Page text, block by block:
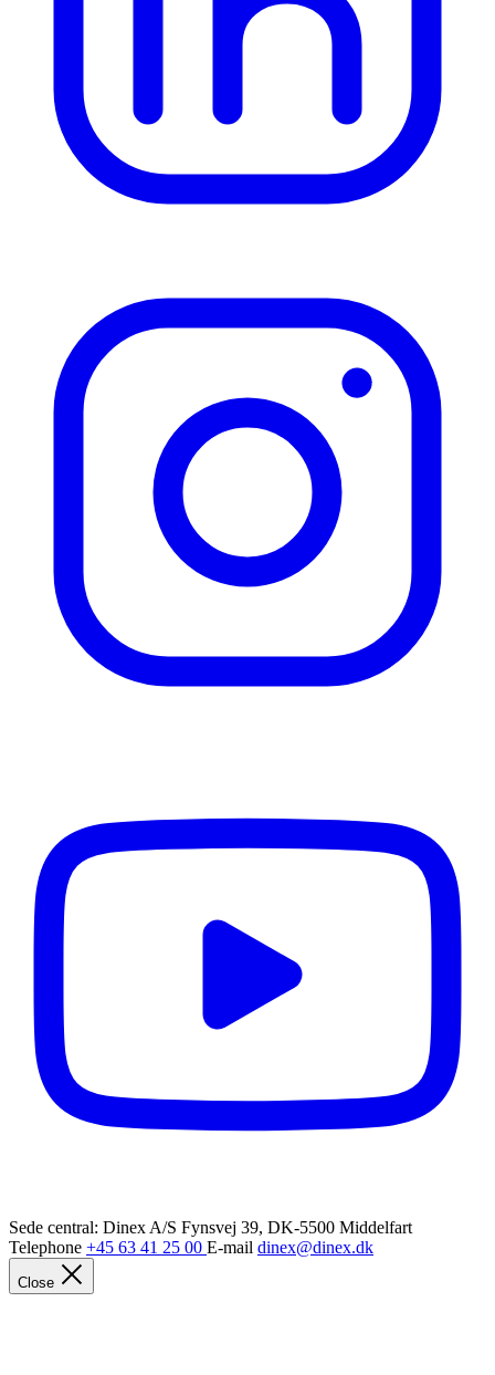
Sede central: Dinex A/S Fynsvej 39, DK-5500 Middelfart
Telephone +45 63 41 25 00 E-mail dinex@dinex.dk
Close